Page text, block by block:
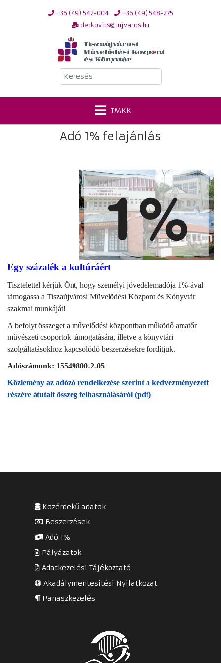
+36 (49) 542-004
+36 (49) 548-275
derkovits@tujvaros.hu
Keresés
TMKK
Adó 1% felajánlás
Egy százalék a kultúráért
Tisztelettel kérjük Önt, hogy személyi jövedelemadója 1%-ával
támogassa a Tiszaújvárosi Művelődési Központ és Könyvtár
szakmai munkáját!
A befolyt összeget a művelődési központban működő amatőr
művészeti csoportok támogatására, illetve a könyvtári
szolgáltatásokhoz kapcsolódó beszerzésekre fordítjuk.
Adószámunk: 15549800-2-05
Közlemény az adózó rendelkezése szerint a kedvezményezett
részére átutalt összeg felhasználásáról (pdf)
Közérdekű adatok
Beszerzések
Adó 1%
Pályázatok
Adatkezelési Tájékoztató
Akadálymentesítési Nyilatkozat
Panaszkezelés